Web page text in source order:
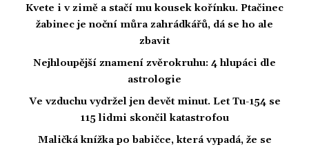
Kvete i v zimě a stačí mu kousek kořínku. Ptačinec
žabinec je noční můra zahrádkářů, dá se ho ale
zbavit
Nejhloupější znamení zvěrokruhu: 4 hlupáci dle
astrologie
Ve vzduchu vydržel jen devět minut. Let Tu-154 se
115 lidmi skončil katastrofou
Maličká knížka po babičce, která vypadá, že se